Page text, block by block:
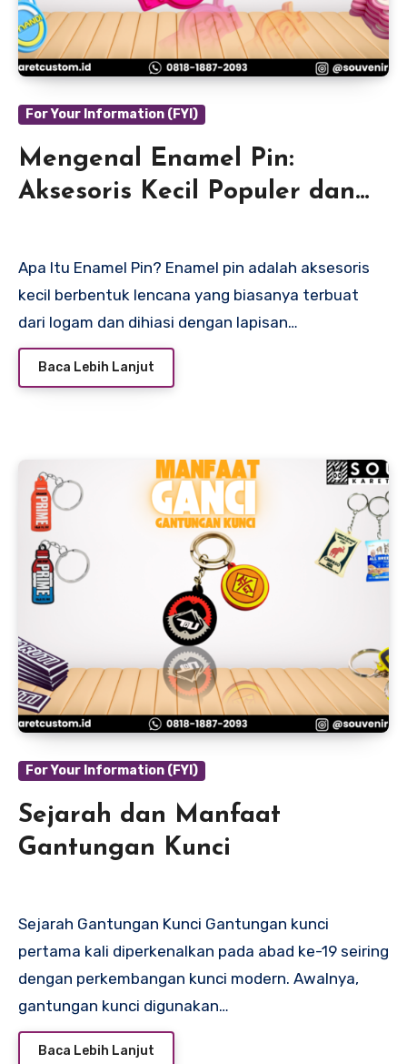
For Your Information (FYI)
Mengenal Enamel Pin:
Aksesoris Kecil Populer dan
Apa Itu Enamel Pin? Enamel pin adalah aksesoris
kecil berbentuk lencana yang biasanya terbuat
dari logam dan dihiasi dengan lapisan…
Baca Lebih Lanjut
For Your Information (FYI)
Sejarah dan Manfaat
Gantungan Kunci
Sejarah Gantungan Kunci Gantungan kunci
pertama kali diperkenalkan pada abad ke-19 seiring
dengan perkembangan kunci modern. Awalnya,
gantungan kunci digunakan…
Baca Lebih Lanjut